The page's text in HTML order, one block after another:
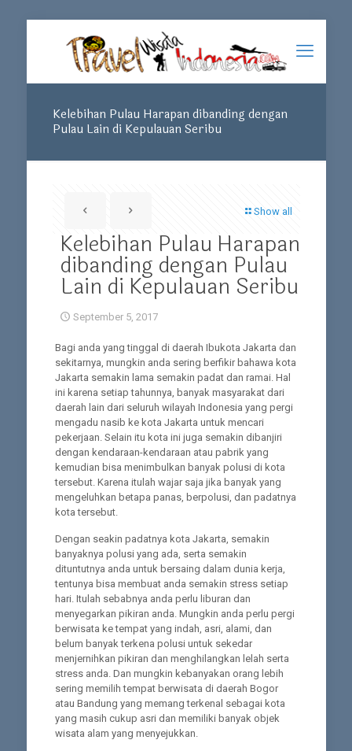
Kelebihan Pulau Harapan dibanding dengan
Pulau Lain di Kepulauan Seribu
Show all
Kelebihan Pulau Harapan
dibanding dengan Pulau
Lain di Kepulauan Seribu
September 5, 2017
Bagi anda yang tinggal di daerah Ibukota Jakarta dan
sekitarnya, mungkin anda sering berfikir bahawa kota
Jakarta semakin lama semakin padat dan ramai. Hal
ini karena setiap tahunnya, banyak masyarakat dari
daerah lain dari seluruh wilayah Indonesia yang pergi
mengadu nasib ke kota Jakarta untuk mencari
pekerjaan. Selain itu kota ini juga semakin dibanjiri
dengan kendaraan-kendaraan atau pabrik yang
kemudian bisa menimbulkan banyak polusi di kota
tersebut. Karena itulah wajar saja jika banyak yang
mengeluhkan betapa panas, berpolusi, dan padatnya
kota tersebut.
Dengan seakin padatnya kota Jakarta, semakin
banyaknya polusi yang ada, serta semakin
dituntutnya anda untuk bersaing dalam dunia kerja,
tentunya bisa membuat anda semakin stress setiap
hari. Itulah sebabnya anda perlu liburan dan
menyegarkan pikiran anda. Mungkin anda perlu pergi
berwisata ke tempat yang indah, asri, alami, dan
belum banyak terkena polusi untuk sekedar
menjernihkan pikiran dan menghilangkan lelah serta
stress anda. Dan mungkin kebanyakan orang lebih
sering memilih tempat berwisata di daerah Bogor
atau Bandung yang memang terkenal sebagai kota
yang masih cukup asri dan memiliki banyak objek
wisata alam yang menyejukkan.